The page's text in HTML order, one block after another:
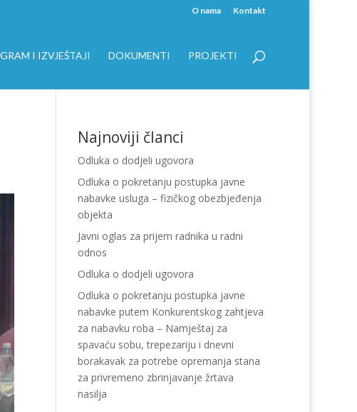
O nama Kontakt
I IZVJEŠTAJI DOKUMENTI PROJEKTI
Najnoviji članci
Odluka o dodjeli ugovora
Odluka o pokretanju postupka javne
nabavke usluga – fizičkog obezbjeđenja
objekta
Javni oglas za prijem radnika u radni
odnos
Odluka o dodjeli ugovora
Odluka o pokretanju postupka javne
nabavke putem Konkurentskog zahtjeva
za nabavku roba – Namještaj za
spavaću sobu, trepezariju i dnevni
borakavak za potrebe opremanja stana
za privremeno zbrinjavanje žrtava
nasilja